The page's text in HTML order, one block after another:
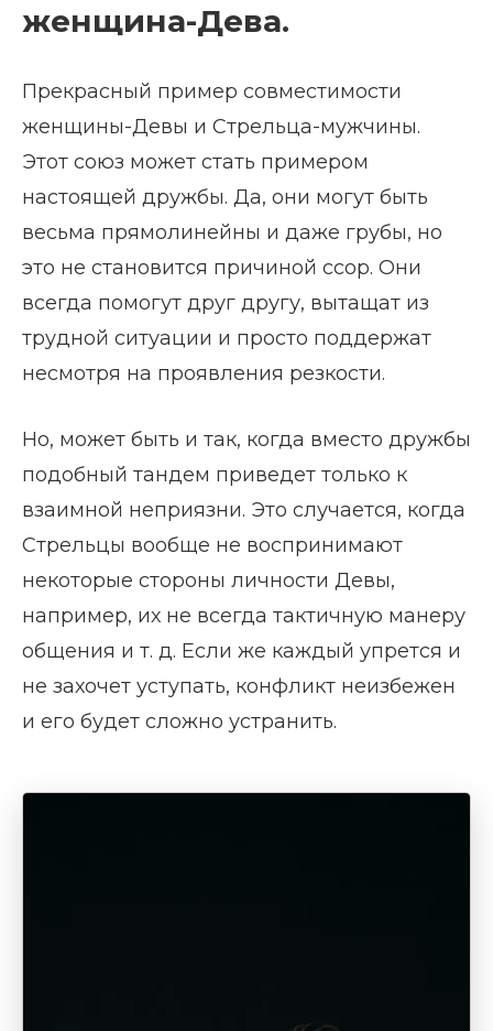
женщина-Дева.
Прекрасный пример совместимости
женщины-Девы и Стрельца-мужчины.
Этот союз может стать примером
настоящей дружбы. Да, они могут быть
весьма прямолинейны и даже грубы, но
это не становится причиной ссор. Они
всегда помогут друг другу, вытащат из
трудной ситуации и просто поддержат
несмотря на проявления резкости.
Но, может быть и так, когда вместо дружбы
подобный тандем приведет только к
взаимной неприязни. Это случается, когда
Стрельцы вообще не воспринимают
некоторые стороны личности Девы,
например, их не всегда тактичную манеру
общения и т. д. Если же каждый упрется и
не захочет уступать, конфликт неизбежен
и его будет сложно устранить.